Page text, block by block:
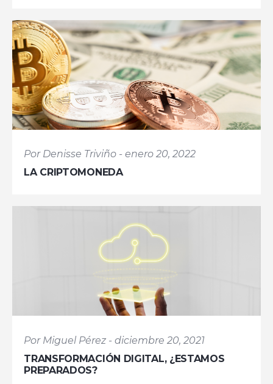
Por Denisse Triviño - enero 20, 2022
LA CRIPTOMONEDA
Por Miguel Pérez - diciembre 20, 2021
TRANSFORMACIÓN DIGITAL, ¿ESTAMOS
PREPARADOS?